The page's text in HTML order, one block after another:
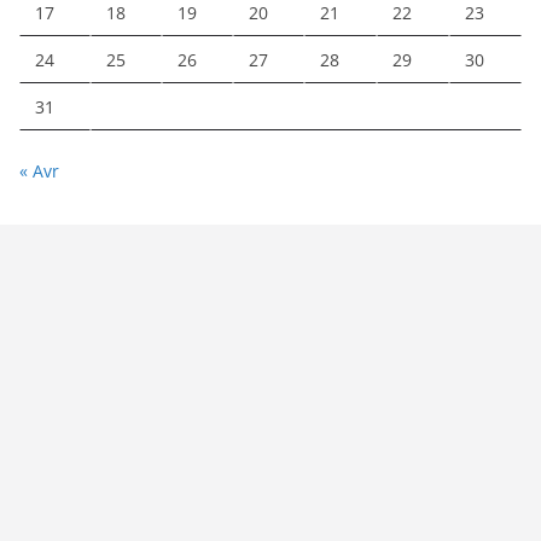
17 18 19 20 21 22 23
24 25 26 27 28 29 30
31
« Avr